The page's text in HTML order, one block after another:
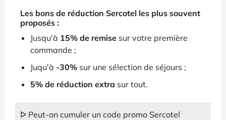
Les bons de réduction Sercotel les plus souvent
proposés :
Jusqu'à 15% de remise sur votre première
commande ;
Juqu'à -30% sur une sélection de séjours ;
5% de réduction extra sur tout.
ᐅ Peut-on cumuler un code promo Sercotel